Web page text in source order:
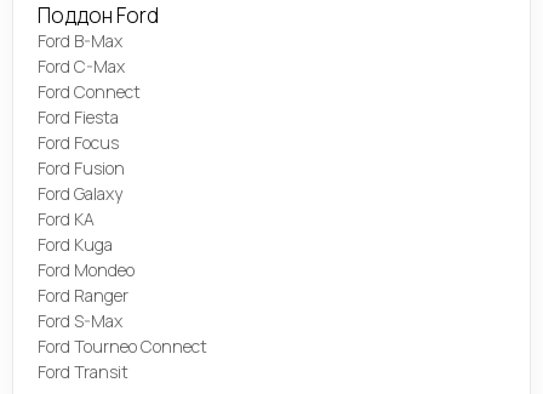
Поддон Ford
Ford B-Max
Ford C-Max
Ford Connect
Ford Fiesta
Ford Focus
Ford Fusion
Ford Galaxy
Ford KA
Ford Kuga
Ford Mondeo
Ford Ranger
Ford S-Max
Ford Tourneo Connect
Ford Transit